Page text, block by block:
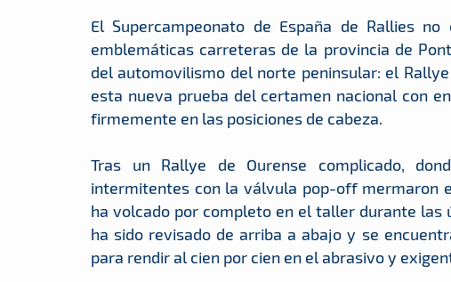
El Supercampeonato de España de Rallies
emblemáticas carreteras de la provincia de
del automovilismo del norte peninsular: el
esta nueva prueba del certamen nacional con
firmemente en las posiciones de cabeza.
Tras un Rallye de Ourense complicado,
intermitentes con la válvula pop-off mermaron
ha volcado por completo en el taller durante las
ha sido revisado de arriba a abajo y se
para rendir al cien por cien en el abrasivo y